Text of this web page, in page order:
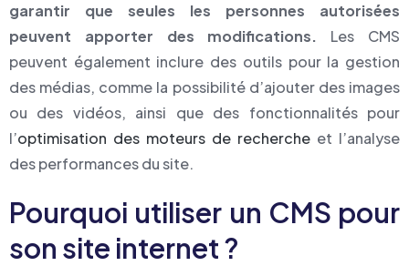
garantir que seules les personnes autorisées
peuvent apporter des modifications. Les CMS
peuvent également inclure des outils pour la gestion
des médias, comme la possibilité d’ajouter des images
ou des vidéos, ainsi que des fonctionnalités pour
l’optimisation des moteurs de recherche et l’analyse
des performances du site.
Pourquoi utiliser un CMS pour
son site internet ?